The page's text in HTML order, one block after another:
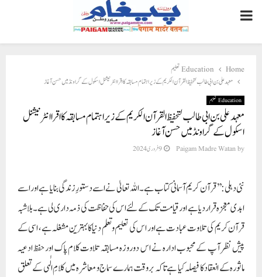
PRIMARY
MENU
Home
Education تعلیم
معہد علی بن ابی طالب لتحفیظ القرآن الکریم کے زیر اہتمام مسابقہ کا اقرا انٹرنیشنل اسکول کے گراونڈ میں حسن آغاز
Education تعلیم
معہد علی بن ابی طالب لتحفیظ القرآن الکریم کے زیر اہتمام مسابقہ کا اقرا انٹرنیشنل
اسکول کے گراونڈ میں حسن آغاز
by
Paigam Madre Watan 9 فروری 2024
نئی دہلی: ’’قرآن کریم آسمانی کتاب ہے۔اللہ تعالیٰ نے اسے دستورِ زندگی بنایا ہے اور اسے
ابدی معجزہ قرار دیا ہے اور قیامت تک کے لئے اس کی حفاظت کی ذمہ داری لی ہے۔ بلاشبہ
قرآن کریم کی تلاوت عبادت ہے اور اس کی تعلیم و تعلم دنیا کا بہترین مشغلہ ہے، اسی کے
پیش نظر آپ کے محبوب ادارہ نے اس دوروزہ مسابقہ تلاوت کلام پاک اور حفظ ادعیہ
ماثورہ کے انعقاد کا فیصلہ کیا ہے تاکہ بروقت ہمارے سماج و معاشرہ میں کلامِ الٰہی کے تعلق